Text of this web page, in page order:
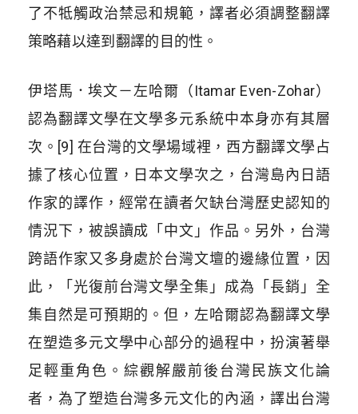
了不牴觸政治禁忌和規範，譯者必須調整翻譯
策略藉以達到翻譯的目的性。
伊塔馬．埃文－左哈爾（Itamar Even-Zohar）
認為翻譯文學在文學多元系統中本身亦有其層
次。[9] 在台灣的文學場域裡，西方翻譯文學占
據了核心位置，日本文學次之，台灣島內日語
作家的譯作，經常在讀者欠缺台灣歷史認知的
情況下，被誤讀成「中文」作品。另外，台灣
跨語作家又多身處於台灣文壇的邊緣位置，因
此，「光復前台灣文學全集」成為「長銷」全
集自然是可預期的。但，左哈爾認為翻譯文學
在塑造多元文學中心部分的過程中，扮演著舉
足輕重角色。綜觀解嚴前後台灣民族文化論
者，為了塑造台灣多元文化的內涵，譯出台灣